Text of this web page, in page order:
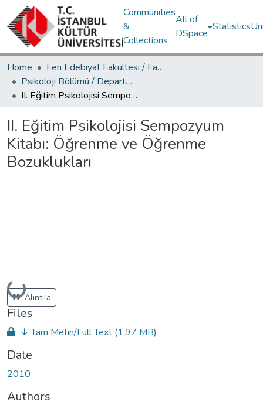
Communities
&
Collections
All of
DSpace
Statistics
Home
Fen Edebiyat Fakültesi / Faculty of Letters and Sciences
Psikoloji Bölümü / Department of Psychology
II. Eğitim Psikolojisi Sempozyum Kitabı: Öğrenme ve Öğrenme Bozuklukları
II. Eğitim Psikolojisi Sempozyum
Kitabı: Öğrenme ve Öğrenme
Bozuklukları
Loading...
Alıntıla
Files
↓ Tam Metin/Full Text (1.97 MB)
Date
2010
Authors